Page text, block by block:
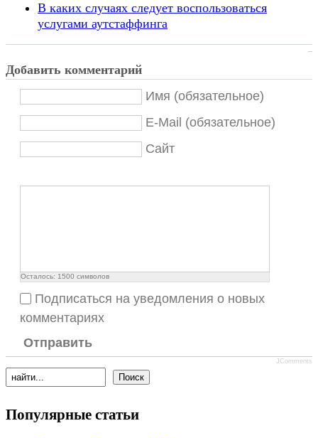
В каких случаях следует воспользоваться
услугами аутстаффинга
Добавить комментарий
Имя (обязательное)
E-Mail (обязательное)
Сайт
Осталось: 1500 символов
Подписаться на уведомления о новых
комментариях
Отправить
JComments
Популярные статьи